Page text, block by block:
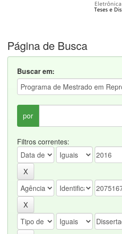
Página de Busca
Buscar em:
por
Filtros correntes: